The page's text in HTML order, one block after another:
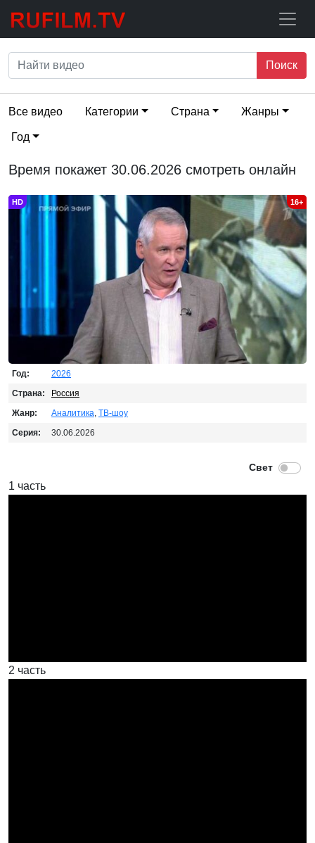
Поиск
Все видео Категории Страна Жанры
Год
Время покажет 30.06.2026 смотреть онлайн
HD 16+
Год:
2026
Страна:
Россия
Жанр:
Аналитика ТВ-шоу
Серия:
30.06.2026
1 часть
2 часть